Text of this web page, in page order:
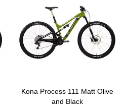
Kona Process 111 Matt Olive
and Black